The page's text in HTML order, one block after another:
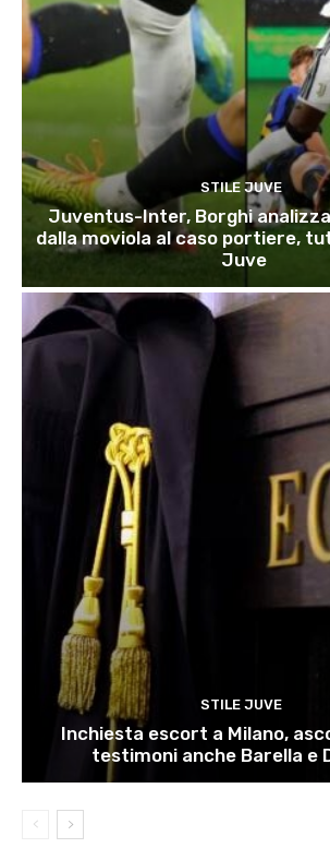
STILE JUVE
Juventus-Inter, Borghi
dalla moviola al caso portiere,
Juve
STILE JUVE
Inchiesta escort a Milano,
testimoni anche Barella e